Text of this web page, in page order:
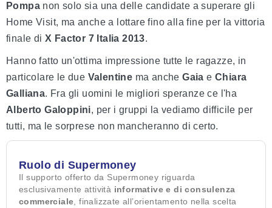
Pompa non solo sia una delle candidate a superare gli
Home Visit, ma anche a lottare fino alla fine per la vittoria
finale diX Factor 7 Italia 2013.
Hanno fatto un'ottima impressione tutte le ragazze, in
particolare le due Valentine ma ancheGaia eChiara
Galliana. Fra gli uomini le migliori speranze ce l'ha
Alberto Galoppini, per i gruppi la vediamo difficile per
tutti, ma le sorprese non mancheranno di certo.
Ruolo di Supermoney
Il supporto offerto da Supermoney riguarda
esclusivamente attività informative e di consulenza
commerciale , finalizzate all’orientamento nella scelta